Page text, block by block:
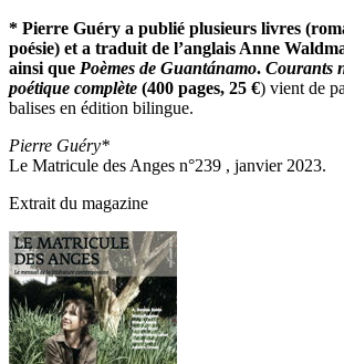
* Pierre Guéry a publié plusieurs livres
poésie) et a traduit de l’anglais Anne
ainsi que Poèmes de Guantánamo. Courants
poétique complète (400 pages, 25 €) vient de
balises en édition bilingue.
Pierre Guéry*
Le Matricule des Anges n°239 , janvier 2023.
Extrait du magazine